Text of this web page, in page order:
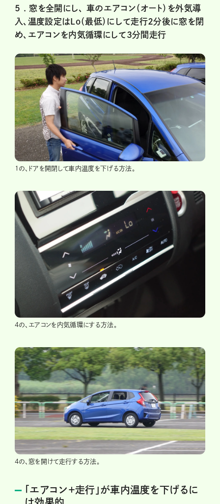
5 .窓を全開にし、 車のエアコン（オート）を外気導
入、温度設定はLo（最低）にして走行2分後に窓を閉
め、エアコンを内気循環にして3分間走行
1の、ドアを開閉して車内温度を下げる方法。
4の、エアコンを内気循環にする方法。
4の、窓を開けて走行する方法。
「エアコン＋走行」が車内温度を下げるに